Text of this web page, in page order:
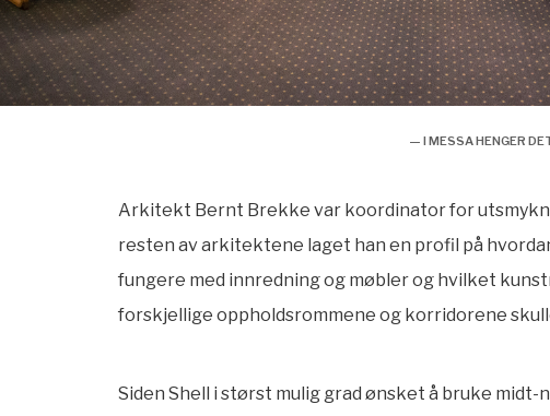
— I MESSA HENGER
Arkitekt Bernt Brekke var koordinator for
resten av arkitektene laget han en profil på
fungere med innredning og møbler og hvilket
forskjellige oppholdsrommene og korridorene
Siden Shell i størst mulig grad ønsket å bruke